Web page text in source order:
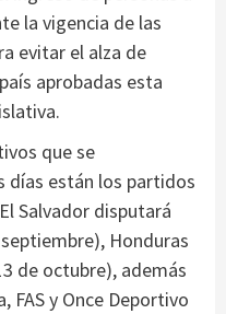
la vigencia de las
evitar el alza de
aprobadas esta
que se
días están los partidos
Salvador disputará
Honduras
de octubre), además
FAS y Once Deportivo